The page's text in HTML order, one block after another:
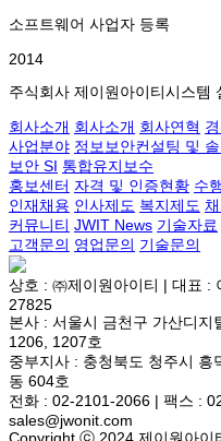
소프트웨어 사업자 등록
2014
주식회사 제이원아이티시스템
회사소개 회사소개 회사연혁
사업분야 정보보안컨설팅 및
보안 SI 통합유지보수
홍보센터 자격 및 인증현황 수
인재채용 인사제도 복지제도
커뮤니티 JWIT News 기술자료
고객문의 영업문의 기술문의
상호 : ㈜제이원아이티 | 대표 :
27825
본사 : 서울시 금천구 가산디지
1206, 1207호
중부지사 : 충청북도 청주시 흥
동 604호
전화 : 02-2101-2066 | 팩스 :
sales@jwonit.com